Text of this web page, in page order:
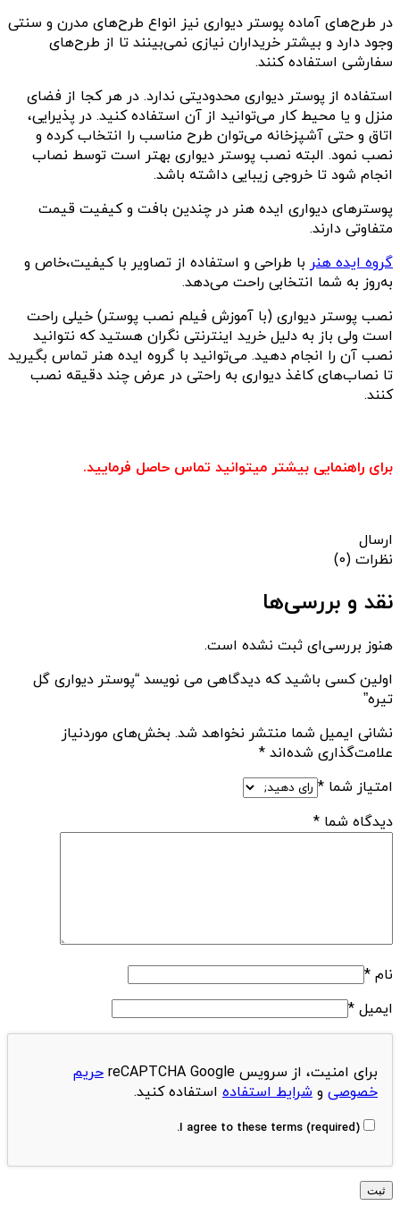
در طرح‌های آماده پوستر دیواری نیز انواع طرح‌های مدرن و سنتی
وجود دارد و بیشتر خریداران نیازی نمی‌بینند تا از طرح‌های
سفارشی استفاده کنند.
استفاده از پوستر دیواری محدودیتی ندارد. در هر کجا از فضای
منزل و یا محیط کار می‌توانید از آن استفاده کنید. در پذیرایی،
اتاق و حتی آشپزخانه می‌توان طرح مناسب را انتخاب کرده و
نصب نمود. البته نصب پوستر دیواری بهتر است توسط نصاب
انجام شود تا خروجی زیبایی داشته باشد.
پوسترهای دیواری ایده هنر در چندین بافت و کیفیت قیمت
متفاوتی دارند.
گروه ایده هنر با طراحی و استفاده از تصاویر با کیفیت،خاص و
به‌روز به شما انتخابی راحت می‌دهد.
نصب پوستر دیواری (با آموزش فیلم نصب پوستر) خیلی راحت
است ولی باز به دلیل خرید اینترنتی نگران هستید که نتوانید
نصب آن را انجام دهید. می‌توانید با گروه ایده هنر تماس بگیرید
تا نصاب‌های کاغذ دیواری به راحتی در عرض چند دقیقه نصب
کنند.
برای راهنمایی بیشتر میتوانید تماس حاصل فرمایید.
ارسال
نظرات (0)
نقد و بررسی‌ها
هنوز بررسی‌ای ثبت نشده است.
اولین کسی باشید که دیدگاهی می نویسد “پوستر دیواری گل
تیره”
نشانی ایمیل شما منتشر نخواهد شد. بخش‌های موردنیاز
علامت‌گذاری شده‌اند *
امتیاز شما *
دیدگاه شما *
نام *
ایمیل *
برای امنیت، از سرویس reCAPTCHA Google
حریم
خصوصی و شرایط استفاده استفاده کنید.
I agree to these terms (required).